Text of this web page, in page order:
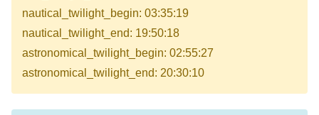
nautical_twilight_begin: 03:35:19
nautical_twilight_end: 19:50:18
astronomical_twilight_begin: 02:55:27
astronomical_twilight_end: 20:30:10